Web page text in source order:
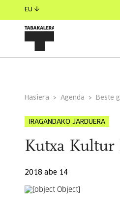
EU
Hasiera Agenda Beste
IRAGANDAKO JARDUERA
Kutxa Kultur
2018 abe 14